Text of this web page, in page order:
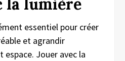
la lumière
essentiel pour créer
et agrandir
Jouer avec la